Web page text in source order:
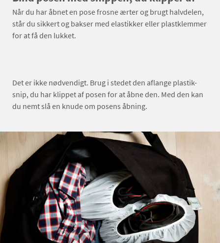
Når du har åbnet en pose frosne ærter og brugt halvdelen,
står du sikkert og bakser med elastikker eller plastklemmer
for at få den lukket.
Det er ikke nødvendigt. Brug i stedet den aflange plastik-
snip, du har klippet af posen for at åbne den. Med den kan
du nemt slå en knude om posens åbning.